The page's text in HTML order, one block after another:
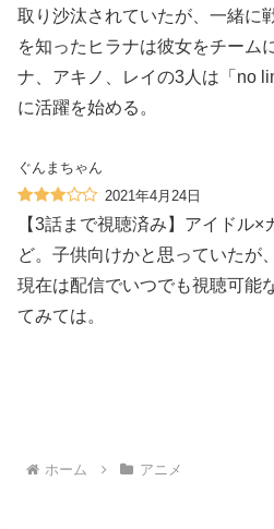
取り沙汰されていたが、一緒に
を知ったヒラナは彼女をチーム
ナ、アキノ、レイの3人は「no
に活躍を始める。
ぐんまちゃん
2021年4月24日
【3話まで視聴済み】アイドル×
ど。子供向けかと思っていたが
現在は配信でいつでも視聴可能
てみては。
ホーム アニメ